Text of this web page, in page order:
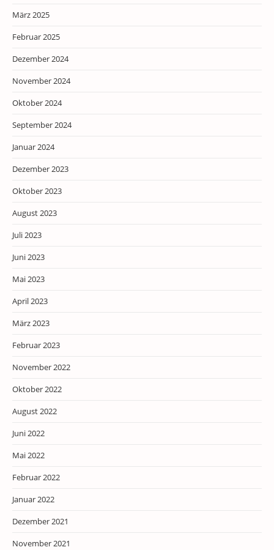
März 2025
Februar 2025
Dezember 2024
November 2024
Oktober 2024
September 2024
Januar 2024
Dezember 2023
Oktober 2023
August 2023
Juli 2023
Juni 2023
Mai 2023
April 2023
März 2023
Februar 2023
November 2022
Oktober 2022
August 2022
Juni 2022
Mai 2022
Februar 2022
Januar 2022
Dezember 2021
November 2021